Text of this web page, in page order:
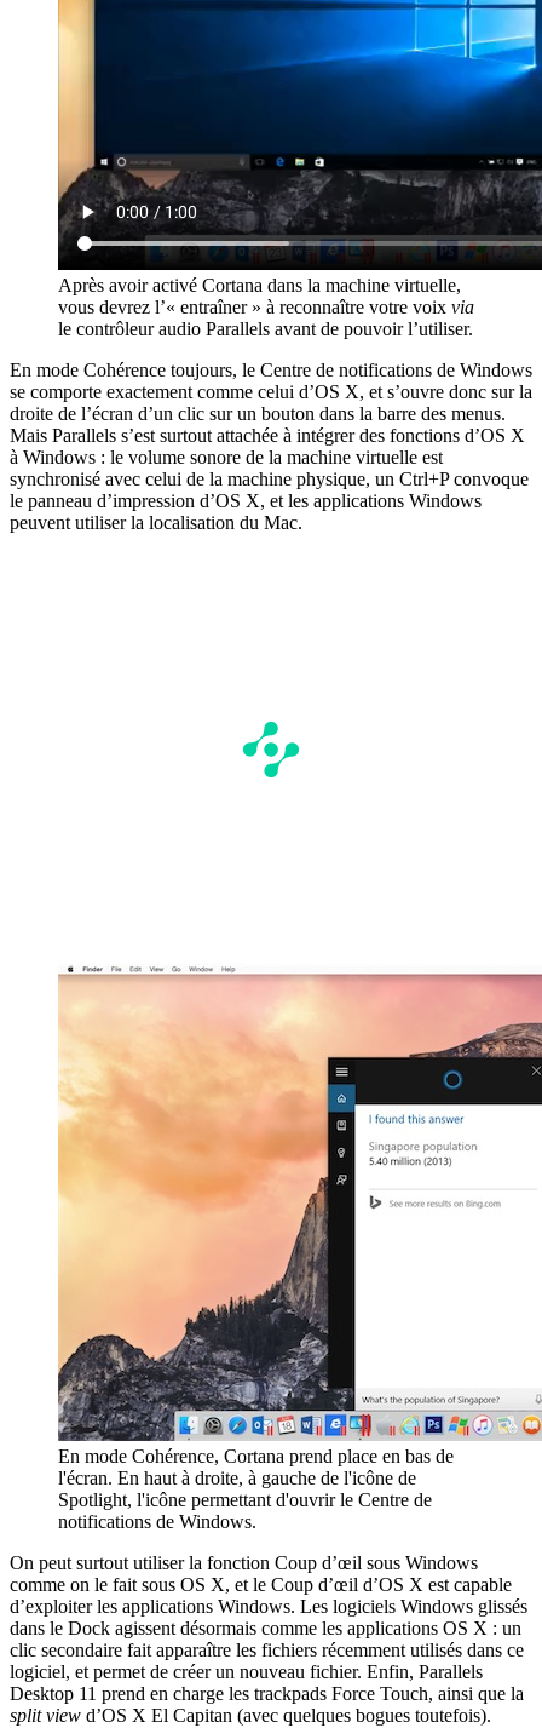
Après avoir activé Cortana dans la machine virtuelle,
vous devrez l’« entraîner » à reconnaître votre voix via
le contrôleur audio Parallels avant de pouvoir l’utiliser.
En mode Cohérence toujours, le Centre de notifications de Windows
se comporte exactement comme celui d’OS X, et s’ouvre donc sur la
droite de l’écran d’un clic sur un bouton dans la barre des menus.
Mais Parallels s’est surtout attachée à intégrer des fonctions d’OS X
à Windows : le volume sonore de la machine virtuelle est
synchronisé avec celui de la machine physique, un Ctrl+P convoque
le panneau d’impression d’OS X, et les applications Windows
peuvent utiliser la localisation du Mac.
En mode Cohérence, Cortana prend place en bas de
l'écran. En haut à droite, à gauche de l'icône de
Spotlight, l'icône permettant d'ouvrir le Centre de
notifications de Windows.
On peut surtout utiliser la fonction Coup d’œil sous Windows
comme on le fait sous OS X, et le Coup d’œil d’OS X est capable
d’exploiter les applications Windows. Les logiciels Windows glissés
dans le Dock agissent désormais comme les applications OS X : un
clic secondaire fait apparaître les fichiers récemment utilisés dans ce
logiciel, et permet de créer un nouveau fichier. Enfin, Parallels
Desktop 11 prend en charge les trackpads Force Touch, ainsi que la
split view d’OS X El Capitan (avec quelques bogues toutefois).